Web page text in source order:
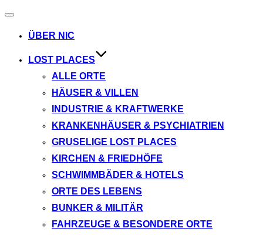
Navigation
ÜBER NIC
LOST PLACES
ALLE ORTE
HÄUSER & VILLEN
INDUSTRIE & KRAFTWERKE
KRANKENHÄUSER & PSYCHIATRIEN
GRUSELIGE LOST PLACES
KIRCHEN & FRIEDHÖFE
SCHWIMMBÄDER & HOTELS
ORTE DES LEBENS
BUNKER & MILITÄR
FAHRZEUGE & BESONDERE ORTE